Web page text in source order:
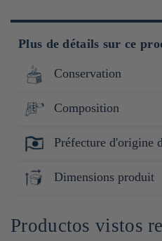
Plus de détails sur ce
Conservation
Conserver au réfrigérateur, à
l'humidité. Après ouverture :
Composition
Riz (Japon), riz koji (Japon) /
Préfecture d'origine
Nagano
Dimensions produit
Productos vistos